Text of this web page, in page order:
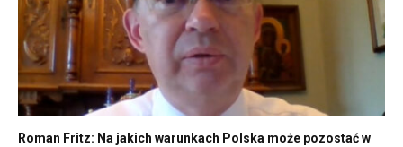
Roman Fritz: Na jakich warunkach Polska może pozostać w